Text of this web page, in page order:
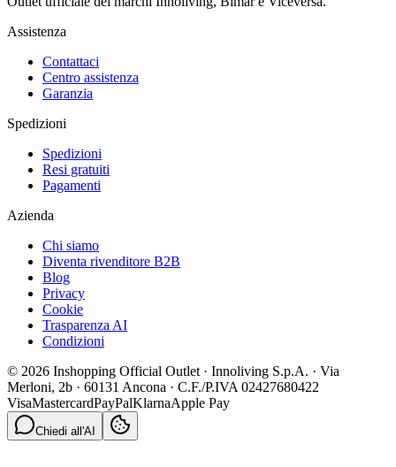
Assistenza
Contattaci
Centro assistenza
Garanzia
Spedizioni
Spedizioni
Resi gratuiti
Pagamenti
Azienda
Chi siamo
Diventa rivenditore B2B
Blog
Privacy
Cookie
Trasparenza AI
Condizioni
© 2026 Inshopping Official Outlet · Innoliving S.p.A. · Via
Merloni, 2b · 60131 Ancona · C.F./P.IVA 02427680422
VisaMastercardPayPalKlarnaApple Pay
Chiedi all'AI